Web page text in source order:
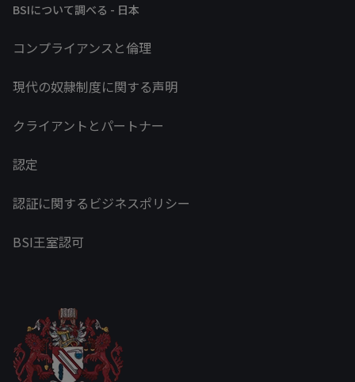
BSIについて調べる - 日本
コンプライアンスと倫理
現代の奴隷制度に関する声明
クライアントとパートナー
認定
認証に関するビジネスポリシー
BSI王室認可